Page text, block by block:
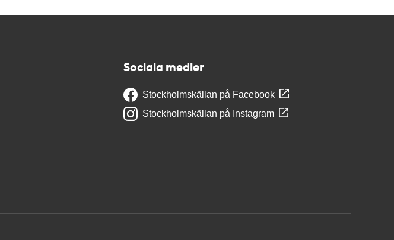
Sociala medier
Stockholmskällan på Facebook
Stockholmskällan på Instagram